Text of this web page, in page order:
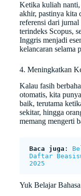
Ketika kuliah nanti,
akhir, pastinya kita
referensi dari
terindeks Scopus,
Inggris menjadi
kelancaran selama
4. Meningkatkan
Kalau fasih
otomatis, kita
baik, terutama
sekitar, hingga
memang mengerti
Baca juga :
Daftar
2025
Yuk Belajar